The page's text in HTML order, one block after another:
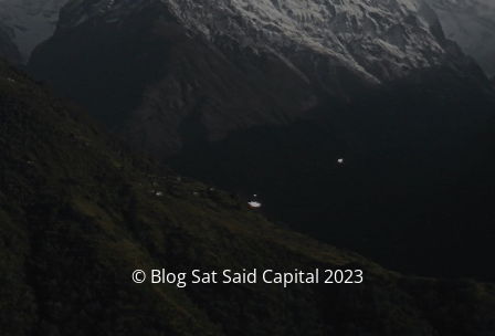
© Blog Sat Said Capital 2023